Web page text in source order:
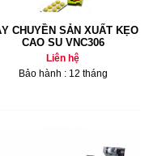
CHUYỀN SẢN XUẤT KẸO
CAO SU VNC306
Liên hệ
Bảo hành : 12 tháng